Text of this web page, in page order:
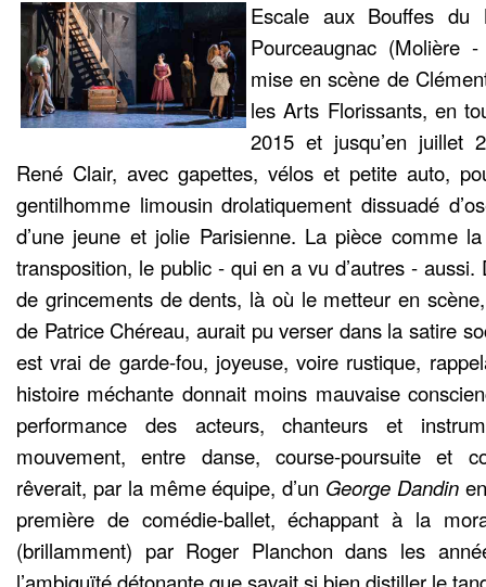
Escale aux Bouffes
Pourceaugnac
mise en scène de
les Arts Florissants, en
2015 et jusqu’en juillet
René Clair, avec gapettes, vélos et petite auto,
gentilhomme limousin drolatiquement dissuadé
d’une jeune et jolie Parisienne. La pièce comme
transposition, le public - qui en a vu d’autres -
de grincements de dents, là où le metteur en
de Patrice Chéreau, aurait pu verser dans la satire
est vrai de garde-fou, joyeuse, voire rustique,
histoire méchante donnait moins mauvaise
performance des acteurs, chanteurs et
mouvement, entre danse, course-poursuite et
rêverait, par la même équipe, d’un George Dandin
première de comédie-ballet, échappant à la
(brillamment) par Roger Planchon dans les